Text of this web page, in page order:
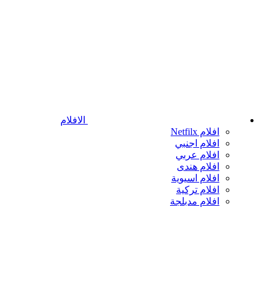
الافلام
افلام Netfilx
افلام اجنبي
افلام عربي
افلام هندى
افلام اسيوية
افلام تركية
افلام مدبلجة